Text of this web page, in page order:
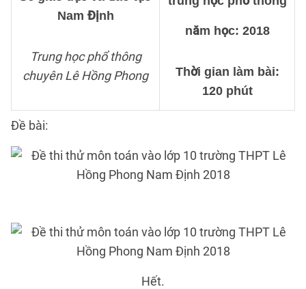
Nam Định
Trung học phổ thông
chuyên Lê Hồng Phong
năm học: 2018
Thời gian làm bài:
120 phút
Đề bài:
Hết.